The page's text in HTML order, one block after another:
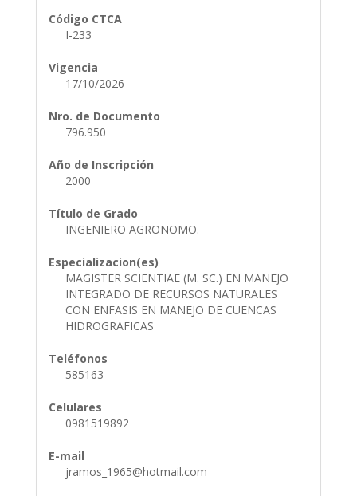
Código CTCA
I-233
Vigencia
17/10/2026
Nro. de Documento
796.950
Año de Inscripción
2000
Título de Grado
INGENIERO AGRONOMO.
Especializacion(es)
MAGISTER SCIENTIAE (M. SC.) EN MANEJO
INTEGRADO DE RECURSOS NATURALES
CON ENFASIS EN MANEJO DE CUENCAS
HIDROGRAFICAS
Teléfonos
585163
Celulares
0981519892
E-mail
jramos_1965@hotmail.com